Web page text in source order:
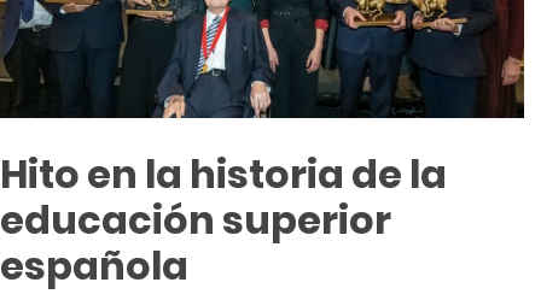
Hito en la historia de la
educación superior
española